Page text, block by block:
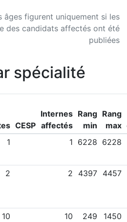
âges figurent uniquement si les
des candidats affectés ont été
publiées
spécialité
CESP
Internes
affectés
Rang
min
Rang
max
1 1 6228 6228
2 2 4397 4457
10 10 249 1450